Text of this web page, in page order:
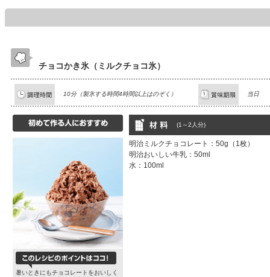
チョコかき氷（ミルクチョコ氷）
10分（製氷する時間4時間以上はのぞく） 当日
暑いときにもチョコレートをおいしく
(1～2人分)
明治ミルクチョコレート：50g（1枚）
明治おいしい牛乳：50ml
水：100ml